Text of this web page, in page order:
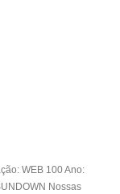
WEB 100 Ano:
Nossas